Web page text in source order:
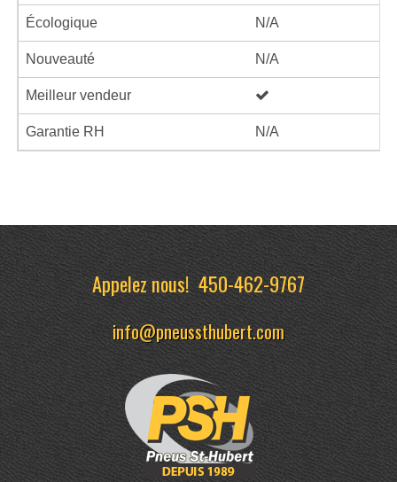
Écologique N/A
Nouveauté N/A
Meilleur vendeur
Garantie RH N/A
Appelez nous!450-462-9767
info@pneussthubert.com